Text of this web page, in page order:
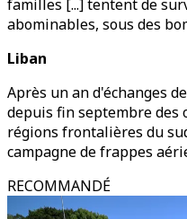
familles [...] tentent de
abominables, sous des
Liban
Après un an d'échanges
depuis fin septembre des
régions frontalières du
campagne de frappes
RECOMMANDÉ